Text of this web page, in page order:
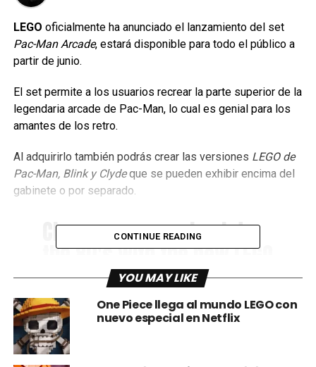
LEGO oficialmente ha anunciado el lanzamiento del set
Pac-Man Arcade, estará disponible para todo el público a
partir de junio.
El set permite a los usuarios recrear la parte superior de la
legendaria arcade de Pac-Man, lo cual es genial para los
amantes de los retro.
Al adquirirlo también podrás crear las versiones LEGO de
Pac-Man, Blink y Clydeque se pueden exhibir encima del
gabinete o por separado.
Chomp your way back to
the 80's with the new LEGO
Icons PAC-MAN Arcade!
Ready! Build! Play!
pic.twitter.com/ZlvhV5KLV
c
CONTINUE READING
YOU MAY LIKE
One Piece llega al mundo LEGO con
nuevo especial en Netflix